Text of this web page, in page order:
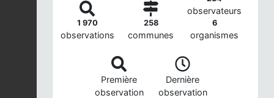
1 970
observations
258
communes
observateurs
6
organismes
Première
observation
Dernière
observation